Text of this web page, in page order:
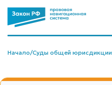
Начало/Суды общей юрисдикции